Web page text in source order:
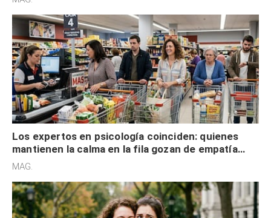
Los expertos en psicología coinciden: quienes
mantienen la calma en la fila gozan de empatía
cognitiva, gratitud y no solo tienen autocontrol
MAG.